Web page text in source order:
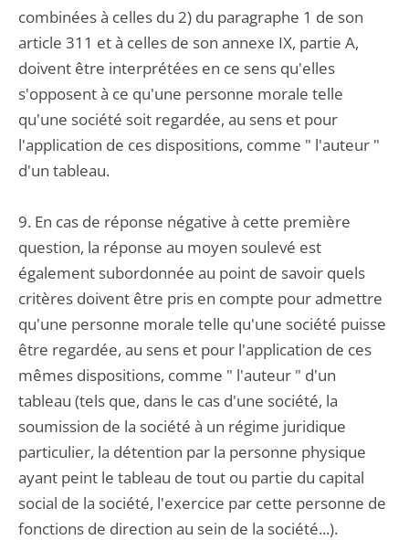
combinées à celles du 2) du paragraphe 1 de son
article 311 et à celles de son annexe IX, partie A,
doivent être interprétées en ce sens qu'elles
s'opposent à ce qu'une personne morale telle
qu'une société soit regardée, au sens et pour
l'application de ces dispositions, comme " l'auteur "
d'un tableau.
9. En cas de réponse négative à cette première
question, la réponse au moyen soulevé est
également subordonnée au point de savoir quels
critères doivent être pris en compte pour admettre
qu'une personne morale telle qu'une société puisse
être regardée, au sens et pour l'application de ces
mêmes dispositions, comme " l'auteur " d'un
tableau (tels que, dans le cas d'une société, la
soumission de la société à un régime juridique
particulier, la détention par la personne physique
ayant peint le tableau de tout ou partie du capital
social de la société, l'exercice par cette personne de
fonctions de direction au sein de la société...).